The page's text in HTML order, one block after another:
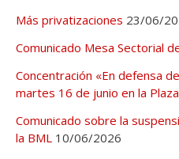
Más privatizaciones 23/06/
Comunicado Mesa Sectorial
Concentración «En defensa
martes 16 de junio en la
Comunicado sobre la
la BML 10/06/2026